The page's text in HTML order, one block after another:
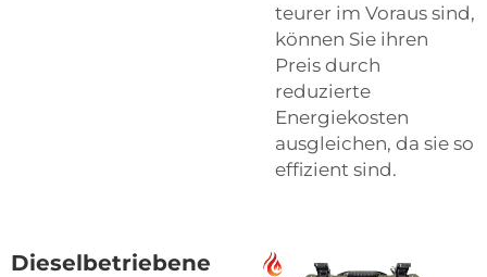
teurer im Voraus sind,
können Sie ihren
Preis durch
reduzierte
Energiekosten
ausgleichen, da sie so
effizient sind.
Dieselbetriebene